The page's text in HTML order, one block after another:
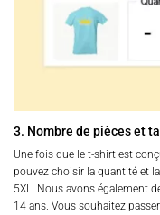
3. Nombre de pièces et
Une fois que le t-shirt est
pouvez choisir la quantité et
5XL. Nous avons également
14 ans. Vous souhaitez